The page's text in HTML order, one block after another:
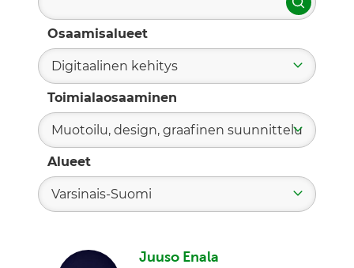
Hae
Osaamisalueet
Digitaalinen kehitys
Toimialaosaaminen
Muotoilu, design, graafinen suunnittelu
Alueet
Varsinais-Suomi
Juuso Enala